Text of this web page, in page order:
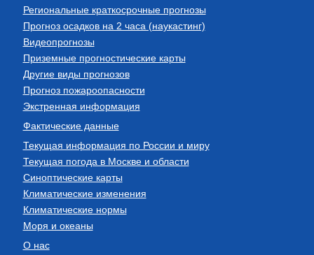
Региональные краткосрочные прогнозы
Прогноз осадков на 2 часа (наукастинг)
Видеопрогнозы
Приземные прогностические карты
Другие виды прогнозов
Прогноз пожароопасности
Экстренная информация
Фактические данные
Текущая информация по России и миру
Текущая погода в Москве и области
Синоптические карты
Климатические изменения
Климатические нормы
Моря и океаны
О нас